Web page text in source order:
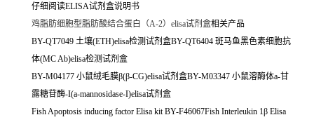
仔细阅读ELISA试剂盒说明书
鸡脂肪细胞型脂肪酸结合蛋白（A-2）elisa试剂盒相关产品
BY-QT7049 土壤(ETH)elisa检测试剂盒BY-QT6404 斑马鱼黑色素细胞抗
体(MC Ab)elisa检测试剂盒
BY-M04177 小鼠绒毛膜β(β-CG)elisa试剂盒BY-M03347 小鼠溶酶体a-甘
露糖苷酶-I(a-mannosidase-I)elisa试剂盒
Fish Apoptosis inducing factor Elisa kit BY-F46067Fish Interleukin 1β Elisa